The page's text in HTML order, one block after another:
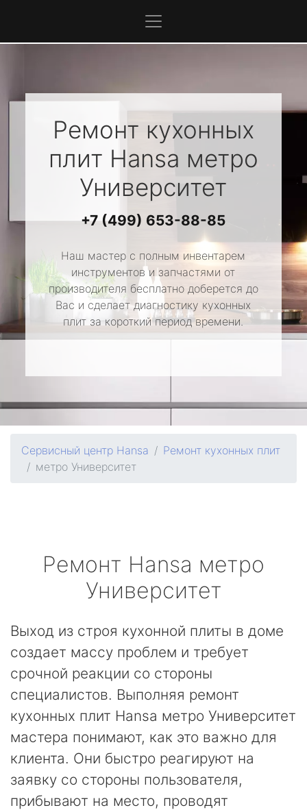
Ремонт кухонных
плит Hansa метро
Университет
+7 (499) 653-88-85
Наш мастер с полным инвентарем
инструментов и запчастями от
производителя бесплатно доберется до
Вас и сделает диагностику кухонных
плит за короткий период времени.
Сервисный центр Hansa
Ремонт кухонных плит
метро Университет
Ремонт Hansa метро
Университет
Выход из строя кухонной плиты в доме
создает массу проблем и требует
срочной реакции со стороны
специалистов. Выполняя ремонт
кухонных плит Hansa метро Университет
мастера понимают, как это важно для
клиента. Они быстро реагируют на
заявку со стороны пользователя,
прибывают на место, проводят